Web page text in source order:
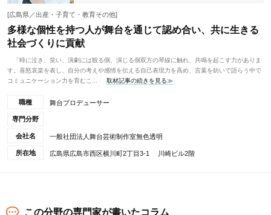
[広島県／出産・子育て・教育その他]
多様な個性を持つ人が舞台を通じて認め合い、共に生きる
社会づくりに貢献
「時に泣き、笑い、演劇には観る側、演じる側双方の琴線に触れ、共鳴を起こす力がありま
す。喜怒哀楽を表し、自分の考えや感情を伝える自己表現力を高め、言葉を紡いで語らう中で
コミュニケーション力を育むこ...
取材記事の続きを見る≫
職種 舞台プロデューサー
専門分野
会社名 一般社団法人舞台芸術制作室無色透明
所在地 広島県広島市西区横川町2丁目3-1 川崎ビル2階
この分野の専門家が書いたコラム